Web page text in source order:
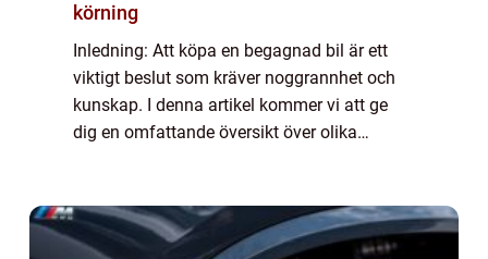
körning
Inledning: Att köpa en begagnad bil är ett
viktigt beslut som kräver noggrannhet och
kunskap. I denna artikel kommer vi att ge
dig en omfattande översikt över olika